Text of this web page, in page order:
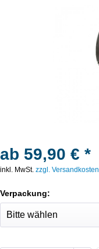
ab 59,90 € *
inkl. MwSt. zzgl. Versandkosten
Verpackung: